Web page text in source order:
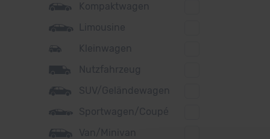
Dacia
Fiat
Ford
Honda
Kompaktwagen
Limousine
Kleinwagen
Nutzfahrzeug
SUV/Geländewagen
Sportwagen/Coupé
Van/Minivan